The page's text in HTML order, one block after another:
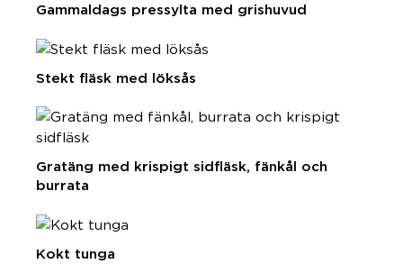
Gammaldags pressylta med grishuvud
Stekt fläsk med löksås
Gratäng med krispigt sidfläsk, fänkål och
burrata
Kokt tunga